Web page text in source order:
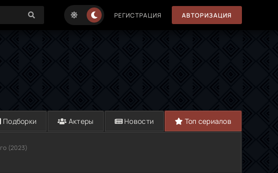
РЕГИСТРАЦИЯ АВТОРИЗАЦИЯ
Подборки Актеры Новости Топ сериалов
(2023)